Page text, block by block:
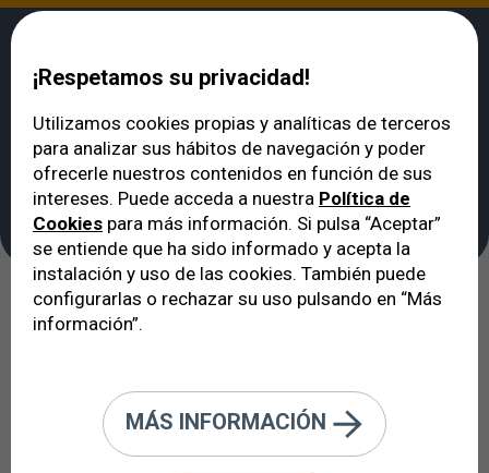
VERTE Oftalmólogo en Barcelona: cuadro médico
Dr. Luis Garcia
Linares
Dr. Luis Garcia Linares
¡Respetamos su privacidad!
Utilizamos cookies propias y analíticas de terceros
para analizar sus hábitos de navegación y poder
ofrecerle nuestros contenidos en función de sus
intereses. Puede acceda a nuestra Política de
Cookies para más información. Si pulsa “Aceptar”
se entiende que ha sido informado y acepta la
instalación y uso de las cookies. También puede
configurarlas o rechazar su uso pulsando en “Más
información”.
MÁS INFORMACIÓN